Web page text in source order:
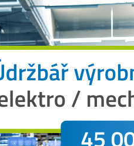
naturalu tam vyjde v
nejdražším
litr nafty.
cena benzinu v
"Cena benzinu poroste
litr, v případě nafty pak
FundLukáš Kovanda.